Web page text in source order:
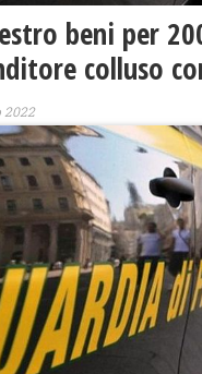
beni per
colluso
2022